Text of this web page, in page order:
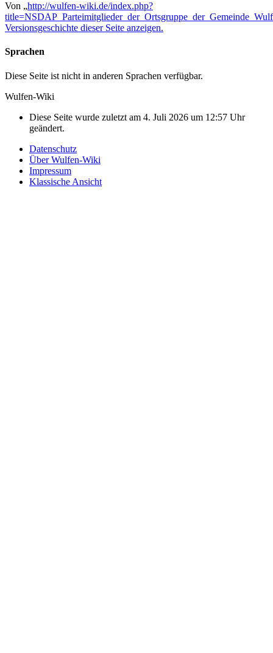
Von „http://wulfen-wiki.de/index.php?
Versionsgeschichte dieser Seite anzeigen.
Sprachen
Diese Seite ist nicht in anderen Sprachen verfügbar.
Wulfen-Wiki
Diese Seite wurde zuletzt am 4. Juli 2026 um 12:57 Uhr
geändert.
Datenschutz
Über Wulfen-Wiki
Impressum
Klassische Ansicht